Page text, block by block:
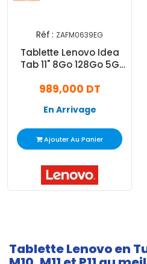
Réf : ZAFM0639EG
Tablette Lenovo Idea
Tab 11" 8Go 128Go 5G
989,000 DT
En Arrivage
Ajouter Au Panier
Tablette Lenovo en